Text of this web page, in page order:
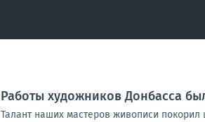
Работы художников Донбасса
Талант наших мастеров живописи покорил